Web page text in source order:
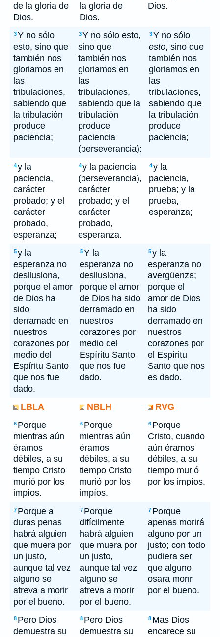
de la gloria de
Dios.
la gloria de
Dios.
Dios.
3Y no sólo
esto, sino que
también nos
gloriamos en
las
tribulaciones,
sabiendo que
la tribulación
produce
paciencia;
3Y no sólo esto,
sino que
también nos
gloriamos en
las
tribulaciones,
sabiendo que la
tribulación
produce
paciencia
(perseverancia);
3Y no sólo
esto, sino que
también nos
gloriamos en
las
tribulaciones,
sabiendo que
la tribulación
produce
paciencia;
4y la
paciencia,
carácter
probado; y el
carácter
probado,
esperanza;
4y la paciencia
(perseverancia),
carácter
probado; y el
carácter
probado,
esperanza.
4y la
paciencia,
prueba; y la
prueba,
esperanza;
5y la
esperanza no
desilusiona,
porque el amor
de Dios ha
sido
derramado en
nuestros
corazones por
medio del
Espíritu Santo
que nos fue
dado.
5Y la
esperanza no
desilusiona,
porque el amor
de Dios ha sido
derramado en
nuestros
corazones por
medio del
Espíritu Santo
que nos fue
dado.
5y la
esperanza no
avergüenza;
porque el
amor de Dios
ha sido
derramado en
nuestros
corazones por
el Espíritu
Santo que nos
es dado.
LBLA NBLH RVG
6 Porque
mientras aún
éramos
débiles, a su
tiempo Cristo
murió por los
impíos.
6 Porque
mientras aún
éramos
débiles, a su
tiempo Cristo
murió por los
impíos.
6 Porque
Cristo, cuando
aún éramos
débiles, a su
tiempo murió
por los impíos.
7 Porque a
duras penas
habrá alguien
que muera por
un justo,
aunque tal vez
alguno se
atreva a morir
por el bueno.
7 Porque
difícilmente
habrá alguien
que muera por
un justo,
aunque tal vez
alguno se
atreva a morir
por el bueno.
7 Porque
apenas morirá
alguno por un
justo; con todo
pudiera ser
que alguno
osara morir
por el bueno.
8 Pero Dios
demuestra su
8 Pero Dios
demuestra su
8 Mas Dios
encarece su